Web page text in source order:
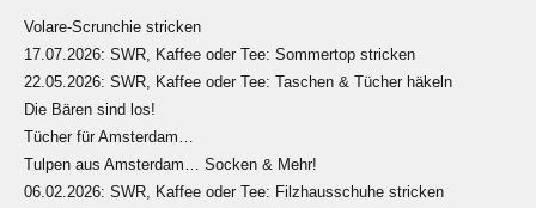
Volare-Scrunchie stricken
17.07.2026: SWR, Kaffee oder Tee: Sommertop stricken
22.05.2026: SWR, Kaffee oder Tee: Taschen & Tücher häkeln
Die Bären sind los!
Tücher für Amsterdam…
Tulpen aus Amsterdam… Socken & Mehr!
06.02.2026: SWR, Kaffee oder Tee: Filzhausschuhe stricken